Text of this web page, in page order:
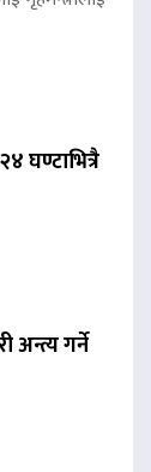
घण्टाभित्रै
अन्त्य गर्ने